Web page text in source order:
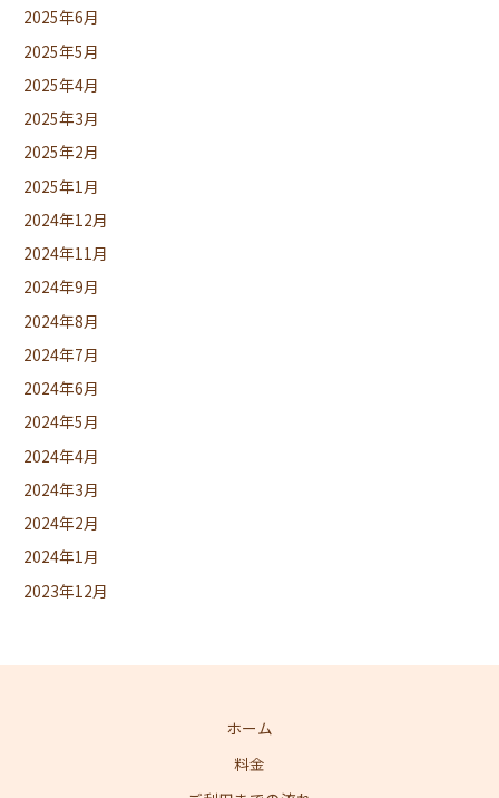
2025年6月
2025年5月
2025年4月
2025年3月
2025年2月
2025年1月
2024年12月
2024年11月
2024年9月
2024年8月
2024年7月
2024年6月
2024年5月
2024年4月
2024年3月
2024年2月
2024年1月
2023年12月
ホーム
料金